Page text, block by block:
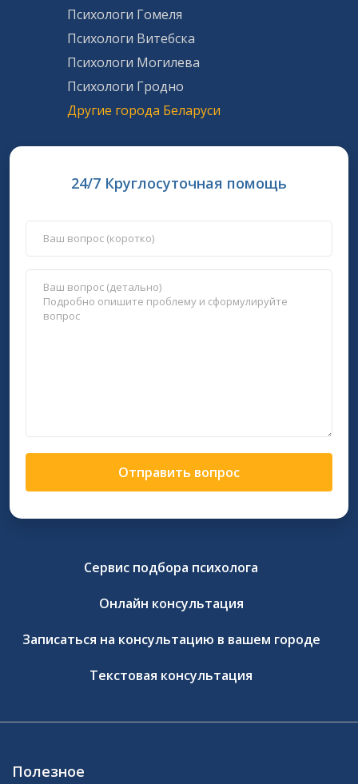
Психологи Гомеля
Психологи Витебска
Психологи Могилева
Психологи Гродно
Другие города Беларуси
24/7 Круглосуточная помощь
Отправить вопрос
Сервис подбора психолога
Онлайн консультация
Записаться на консультацию в вашем городе
Текстовая консультация
Полезное